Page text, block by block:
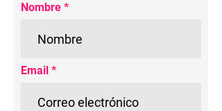
Nombre
Email